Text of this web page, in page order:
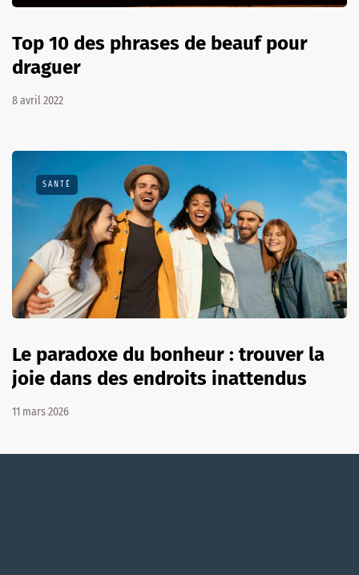
Top 10 des phrases de beauf pour
draguer
8 avril 2022
SANTÉ
Le paradoxe du bonheur : trouver la
joie dans des endroits inattendus
11 mars 2026